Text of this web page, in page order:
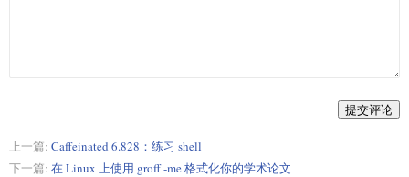
提交评论
上一篇: Caffeinated 6.828：练习 shell
下一篇: 在 Linux 上使用 groff -me 格式化你的学术论文